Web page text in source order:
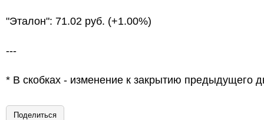
"Эталон": 71.02 руб. (+1.00%)
---
* В скобках - изменение к закрытию предыдущего
Поделиться